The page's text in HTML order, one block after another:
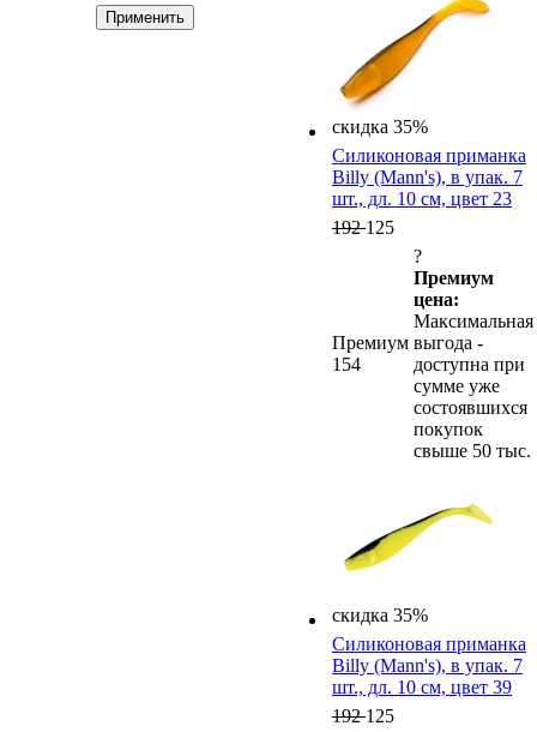
скидка 35%
Силиконовая приманка
Billy (Mann's), в упак. 7
шт., дл. 10 см, цвет 23
192125
Премиум
154
?
Премиум
цена:
Максимальная
выгода -
доступна при
сумме уже
состоявшихся
покупок
свыше 50 тыс.
скидка 35%
Силиконовая приманка
Billy (Mann's), в упак. 7
шт., дл. 10 см, цвет 39
192125